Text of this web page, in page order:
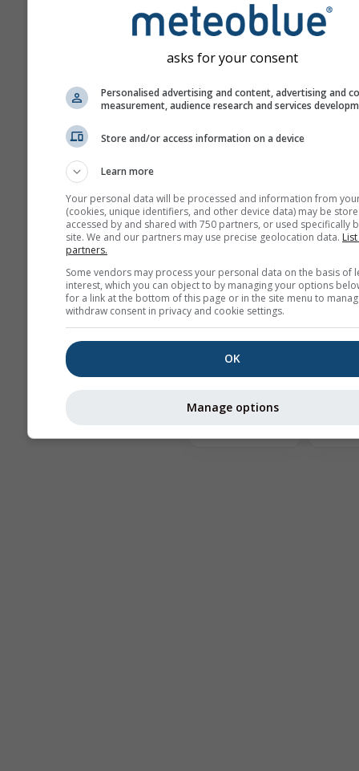
Prognoza tworzona jest
użyciu modeli
różnymi parametrami
początkowymi, aby
oszacować
Prognoza
sezonowa
Astronomy
asks for your consent
Personalised advertising and content, advertising and
measurement, audience research and services
Store and/or access information on a device
Learn more
Your personal data will be processed and information from
(cookies, unique identifiers, and other device data) may be
accessed by and shared with 750 partners, or used specifically
site. We and our partners may use precise geolocation data.
partners.
Some vendors may process your personal data on the basis of
interest, which you can object to by managing your options
for a link at the bottom of this page or in the site menu to
withdraw consent in privacy and cookie settings.
OK
Manage options